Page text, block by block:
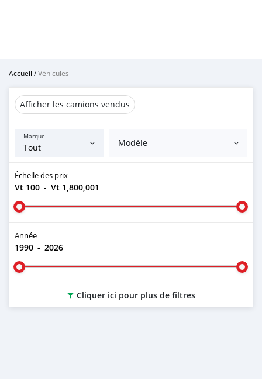
Accueil /Véhicules
Afficher les camions vendus
Marque
Modèle
Échelle des prix
Vt 100 - Vt 1,800,001
Année
1990 - 2026
Cliquer ici pour plus de filtres